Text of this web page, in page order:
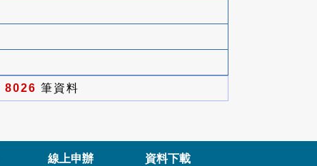
8026 筆資料
線上申辦 資料下載